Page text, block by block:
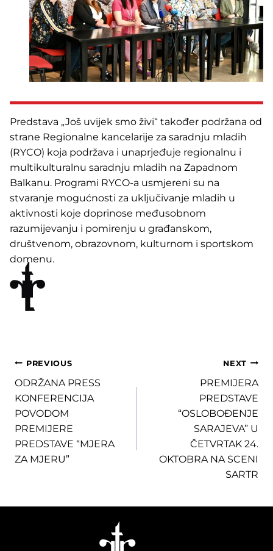
Predstava „Još uvijek smo živi“ također podržana od
strane Regionalne kancelarije za saradnju mladih
(RYCO) koja podržava i unaprjeđuje regionalnu i
multikulturalnu saradnju mladih na Zapadnom
Balkanu. Programi RYCO-a usmjereni su na
stvaranje mogućnosti za uključivanje mladih u
aktivnosti koje doprinose međusobnom
razumijevanju i pomirenju u građanskom,
društvenom, obrazovnom, kulturnom i sportskom
domenu.
Post
navigation
PREVIOUS
ODRŽANA PRESS
KONFERENCIJA
POVODOM
PREMIJERE
PREDSTAVE “MJERA
ZA MJERU”
NEXT
PREMIJERA
PREDSTAVE
“OSLOBOĐENJE
SARAJEVA” U
ČETVRTAK 24.
OKTOBRA NA SCENI
SARTR